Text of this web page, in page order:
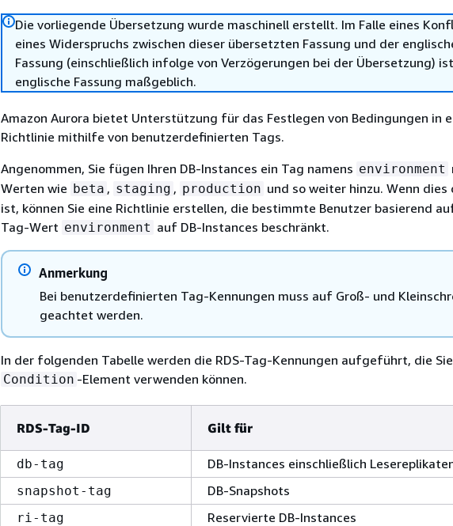
Die vorliegende Übersetzung wurde maschinell erstellt. Im Falle eines
eines Widerspruchs zwischen dieser übersetzten Fassung und der
Fassung (einschließlich infolge von Verzögerungen bei der Übersetzung)
englische Fassung maßgeblich.
Amazon Aurora bietet Unterstützung für das Festlegen von Bedingungen in
Richtlinie mithilfe von benutzerdefinierten Tags.
Angenommen, Sie fügen Ihren DB-Instances ein Tag namens environment
Werten wie beta , staging , production und so weiter hinzu. Wenn dies
ist, können Sie eine Richtlinie erstellen, die bestimmte Benutzer basierend
Tag-Wert environment auf DB-Instances beschränkt.
Anmerkung
Bei benutzerdefinierten Tag-Kennungen muss auf Groß- und
geachtet werden.
In der folgenden Tabelle werden die RDS-Tag-Kennungen aufgeführt, die
Condition -Element verwenden können.
RDS-Tag-ID Gilt für
db-tag DB-Instances einschließlich
snapshot-tag DB-Snapshots
ri-tag Reservierte DB-Instances